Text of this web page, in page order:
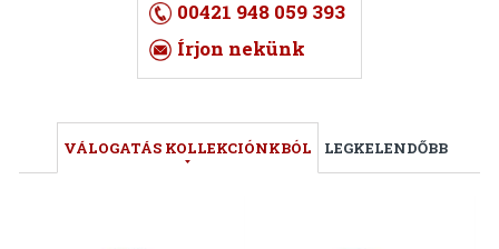
00421 948 059 393
Írjon nekünk
VÁLOGATÁS KOLLEKCIÓNKBÓL LEGKELENDŐBB